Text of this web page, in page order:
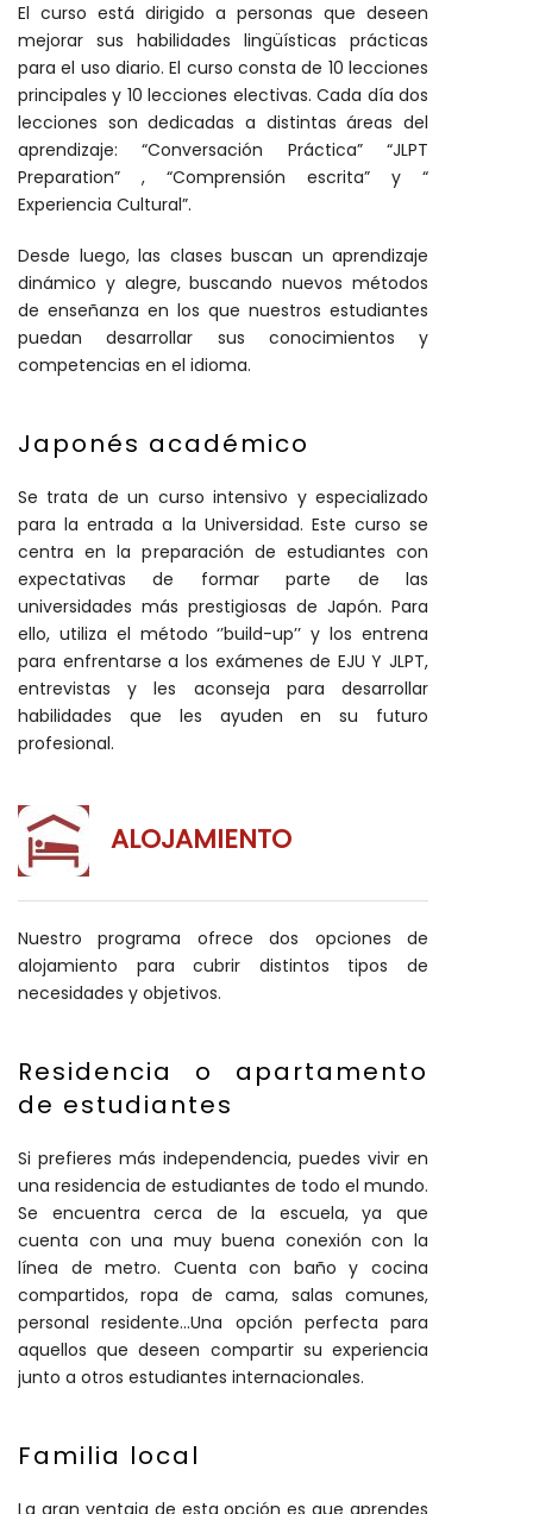
El curso está dirigido a personas que deseen
mejorar sus habilidades lingüísticas prácticas
para el uso diario. El curso consta de 10 lecciones
principales y 10 lecciones electivas. Cada día dos
lecciones son dedicadas a distintas áreas del
aprendizaje: “Conversación Práctica” “JLPT
Preparation” , “Comprensión escrita” y “
Experiencia Cultural”.
Desde luego, las clases buscan un aprendizaje
dinámico y alegre, buscando nuevos métodos
de enseñanza en los que nuestros estudiantes
puedan desarrollar sus conocimientos y
competencias en el idioma.
Japonés académico
Se trata de un curso intensivo y especializado
para la entrada a la Universidad. Este curso se
centra en la preparación de estudiantes con
expectativas de formar parte de las
universidades más prestigiosas de Japón. Para
ello, utiliza el método ‘’build-up’’ y los entrena
para enfrentarse a los exámenes de EJU Y JLPT,
entrevistas y les aconseja para desarrollar
habilidades que les ayuden en su futuro
profesional.
ALOJAMIENTO
Nuestro programa ofrece dos opciones de
alojamiento para cubrir distintos tipos de
necesidades y objetivos.
Residencia o apartamento
de estudiantes
Si prefieres más independencia, puedes vivir en
una residencia de estudiantes de todo el mundo.
Se encuentra cerca de la escuela, ya que
cuenta con una muy buena conexión con la
línea de metro. Cuenta con baño y cocina
compartidos, ropa de cama, salas comunes,
personal residente…Una opción perfecta para
aquellos que deseen compartir su experiencia
junto a otros estudiantes internacionales.
Familia local
La gran ventaja de esta opción es que aprendes